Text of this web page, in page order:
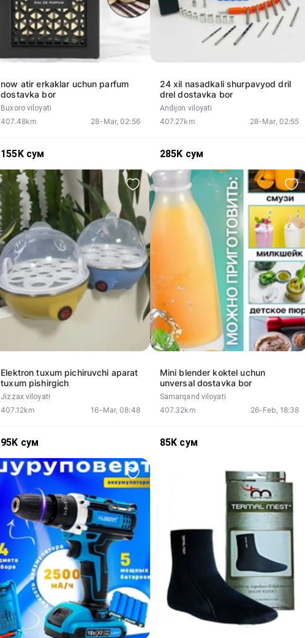
now atir erkaklar uchun parfum
dostavka bor
Buxoro viloyati
407.48km 28-Mar, 02:56
155K сум
24 xil nasadkali shurpavyod dril
drel dostavka bor
Andijon viloyati
407.27km 28-Mar, 02:55
285K сум
Elektron tuxum pichiruvchi aparat
tuxum pishirgich
Jizzax viloyati
407.12km 16-Mar, 08:48
95K сум
Mini blender koktel uchun
unversal dostavka bor
Samarqand viloyati
407.32km 26-Feb, 18:38
85K сум